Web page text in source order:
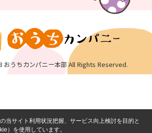
おうちカンパニー本部 All Rights Reserved.
当サイト利用状況把握、サービス向上検討を目的と
）を使用しています。